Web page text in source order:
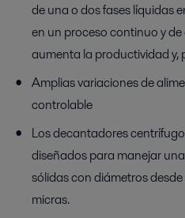
de una o dos fases líquidas
en un proceso continuo y
aumenta la productividad y,
Amplias variaciones de
controlable
Los decantadores
diseñados para manejar
sólidas con diámetros
micras.